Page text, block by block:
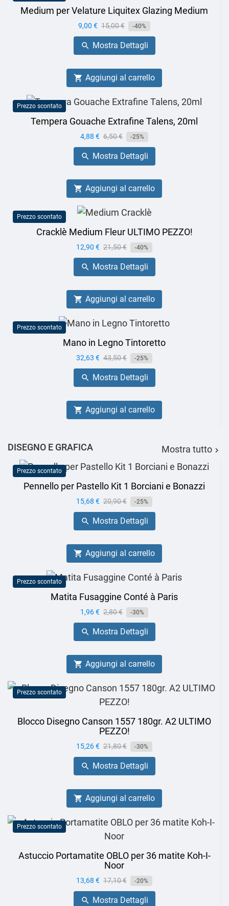
Medium per Velature Liquitex Glazing Medium
Prezzo
9,00 € Prezzo
base
15,00 € -40%
 Mostra Dettagli
 Aggiungi al carrello
Prezzo scontato
Tempera Gouache Extrafine Talens, 20ml
Prezzo
4,88 € Prezzo
base
6,50 € -25%
 Mostra Dettagli
 Aggiungi al carrello
Prezzo scontato
Cracklè Medium Fleur ULTIMO PEZZO!
Prezzo
12,90 € Prezzo
base
21,50 € -40%
 Mostra Dettagli
 Aggiungi al carrello
Prezzo scontato
Mano in Legno Tintoretto
Prezzo
32,63 € Prezzo
base
43,50 € -25%
 Mostra Dettagli
 Aggiungi al carrello
DISEGNO E GRAFICA Mostra tutto 
Prezzo scontato
Pennello per Pastello Kit 1 Borciani e Bonazzi
Prezzo
15,68 € Prezzo
base
20,90 € -25%
 Mostra Dettagli
 Aggiungi al carrello
Prezzo scontato
Matita Fusaggine Conté à Paris
Prezzo
1,96 € Prezzo
base
2,80 € -30%
 Mostra Dettagli
 Aggiungi al carrello
Prezzo scontato
Blocco Disegno Canson 1557 180gr. A2 ULTIMO
PEZZO!
Prezzo
15,26 € Prezzo
base
21,80 € -30%
 Mostra Dettagli
 Aggiungi al carrello
Prezzo scontato
Astuccio Portamatite OBLO per 36 matite Koh-I-
Noor
Prezzo
13,68 € Prezzo
base
17,10 € -20%
 Mostra Dettagli